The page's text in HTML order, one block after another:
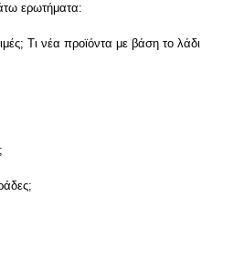
ερωτήματα:
Τι νέα προϊόντα με βάση το λάδι